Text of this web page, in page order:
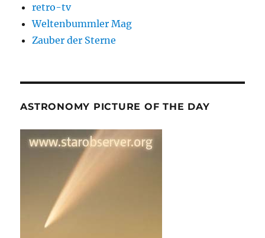
retro-tv
Weltenbummler Mag
Zauber der Sterne
ASTRONOMY PICTURE OF THE DAY